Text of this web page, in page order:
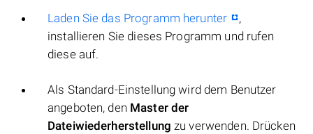
Laden Sie das Programm herunter
,
installieren Sie dieses Programm und rufen
diese auf.
Als Standard-Einstellung wird dem Benutzer
angeboten, den Master der
Dateiwiederherstellung zu verwenden. Drücken